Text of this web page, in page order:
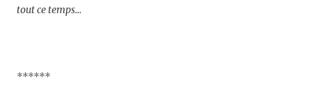
tout ce temps…
******